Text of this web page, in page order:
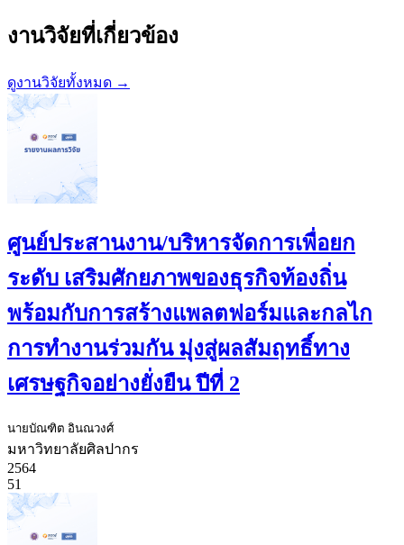
งานวิจัยที่เกี่ยวข้อง
ดูงานวิจัยทั้งหมด →
ศูนย์ประสานงาน/บริหารจัดการเพื่อยก
ระดับ เสริมศักยภาพของธุรกิจท้องถิ่น
พร้อมกับการสร้างแพลตฟอร์มและกลไก
การทำงานร่วมกัน มุ่งสู่ผลสัมฤทธิ์ทาง
เศรษฐกิจอย่างยั่งยืน ปีที่ 2
นายบัณฑิต อินณวงศ์
มหาวิทยาลัยศิลปากร
2564
51